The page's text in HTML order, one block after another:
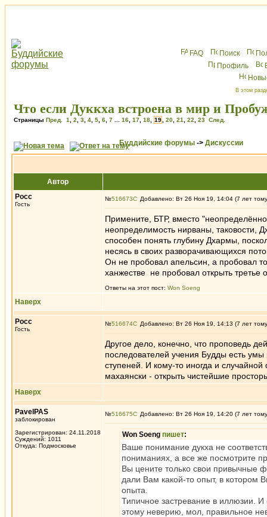
FAQ Поиск
Профиль
В этом
Что если Дуккха встроена в мир и
Страницы Пред. 1 2 3 4 5 6 7 16 17 18 19 20 21 22 23 След.
Буддийские форумы -> Дискуссии
Автор
Росс
Гость
№516673 Добавлено: Вт 26 Ноя 19, 14:04 (7 лет
Примените, БТР, вместо
неопределимость нирваны, таковости,
способен понять глубину Дхармы,
несясь в своих разворачивающихся
Он не пробовал апельсин, а пробовал
ханжестве не пробовал открыть
Ответы на этот пост: Won Soeng
Наверх
Росс
Гость
№516674 Добавлено: Вт 26 Ноя 19, 14:13 (7 лет
Другое дело, конечно, что проповедь
последователей учения Будды есть
ступеней. И кому-то иногда и
махаянски - открыть чистейшие
Наверх
PavelPAS
заблокирован
Зарегистрирован: 24.11.2018
Суждений: 1011
Откуда: Подмосковье
№516675 Добавлено: Вт 26 Ноя 19, 14:20 (7 лет
Won Soeng пишет:
Ваше понимание дукха не
пониманиях, а все же посмотрите
Вы цените только свои привычные
дали Вам какой-то опыт, в котором
опыта.
Типичное застревание в иллюзии.
этому неверию, мол, правильное